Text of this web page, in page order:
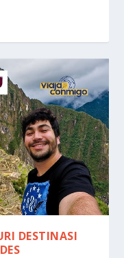
DESTINASI